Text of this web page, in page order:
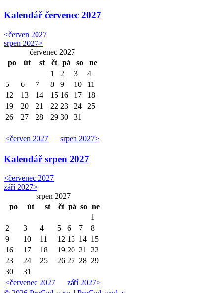
Kalendář červenec 2027
<červen 2027
srpen 2027>
červenec 2027
po
út st čt pá so ne
<červen 2027 srpen 2027>
1 2 3
4
5
6 7 8 9 10
11
12
13 14 15 16 17
18
19
20 21 22 23 24
25
26
27 28 29 30 31
Kalendář srpen 2027
<červenec 2027
září 2027>
srpen 2027
po
út st čt pá so ne
<červenec 2027 září 2027>
1
2
3 4 5 6 7
8
9
10 11 12 13 14 15
16
17 18 19 20 21
22
23
24 25 26 27 28 29
30
31